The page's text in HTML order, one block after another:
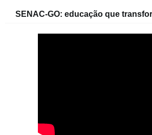
SENAC-GO: educação que